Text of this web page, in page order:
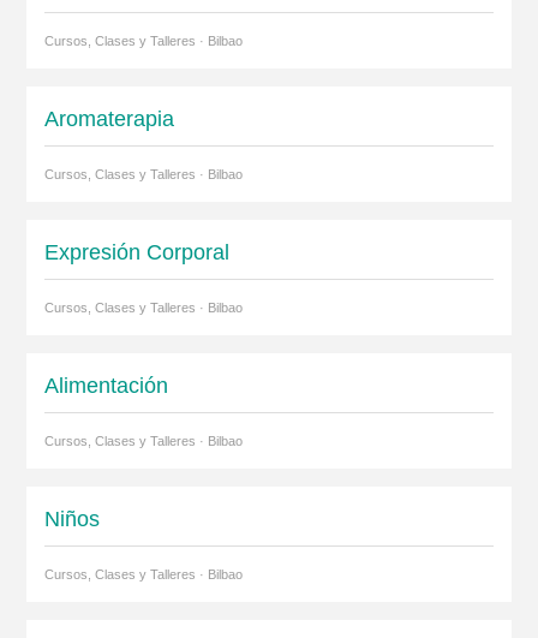
Cursos, Clases y Talleres · Bilbao
Aromaterapia
Cursos, Clases y Talleres · Bilbao
Expresión Corporal
Cursos, Clases y Talleres · Bilbao
Alimentación
Cursos, Clases y Talleres · Bilbao
Niños
Cursos, Clases y Talleres · Bilbao